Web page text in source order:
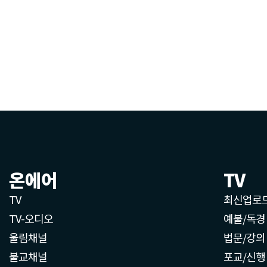
온에어
TV
TV-오디오
울림채널
불교채널
TV
최신업로
예불/독경
법문/강의
포교/신행